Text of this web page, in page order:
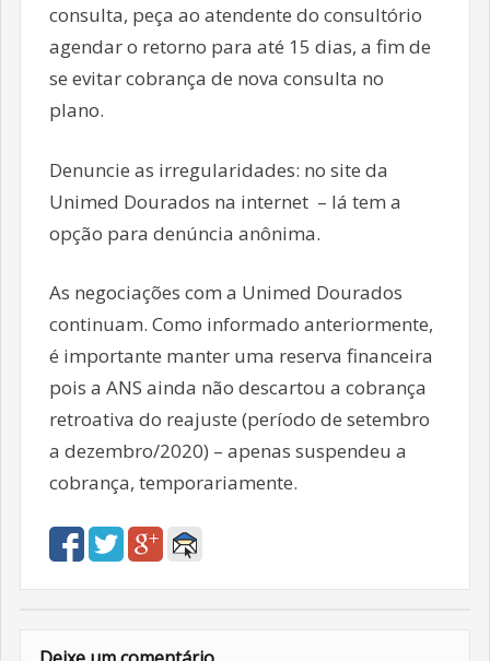
consulta, peça ao atendente do consultório
agendar o retorno para até 15 dias, a fim de
se evitar cobrança de nova consulta no
plano.
Denuncie as irregularidades: no site da
Unimed Dourados na internet – lá tem a
opção para denúncia anônima.
As negociações com a Unimed Dourados
continuam. Como informado anteriormente,
é importante manter uma reserva financeira
pois a ANS ainda não descartou a cobrança
retroativa do reajuste (período de setembro
a dezembro/2020) – apenas suspendeu a
cobrança, temporariamente.